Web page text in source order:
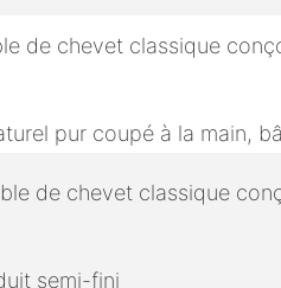
pur coupé à la main,
semi-fini